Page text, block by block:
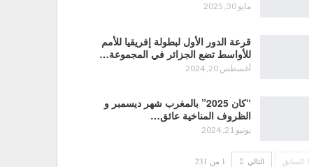
مايو 30, 2025
قرعة الدور الأول لبطولة إفريقيا للأمم
للأواسط تضع الجزائر في المجموعة…
أغسطس 20, 2024
“كان 2025” بالمغرب شهر ديسمبر و
الظروف المناخية عائق…
يونيو 21, 2024
السابق التالي 1 من 231